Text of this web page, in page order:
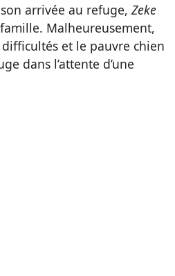
arrivée au refuge, Zeke
Malheureusement,
et le pauvre chien
dans l’attente d’une